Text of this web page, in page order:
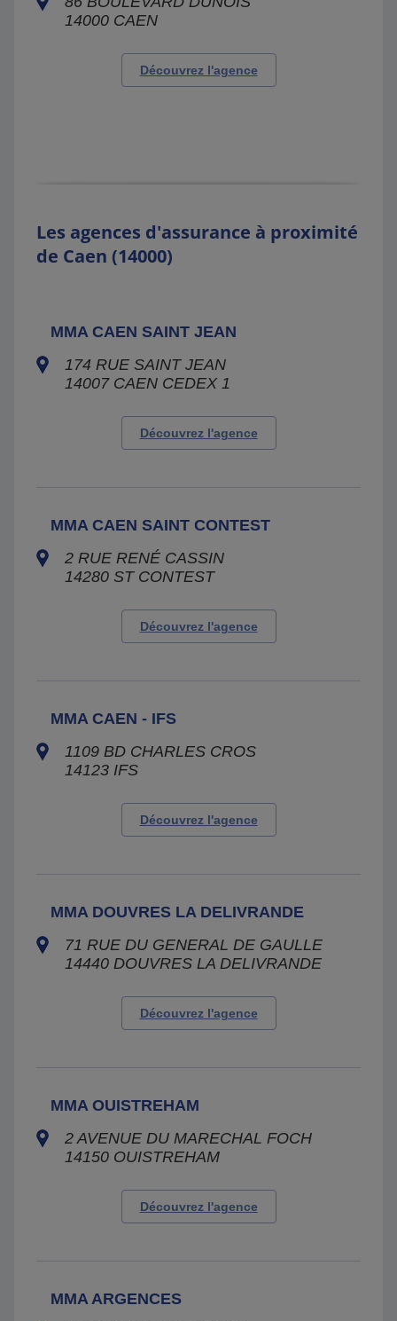
14000 CAEN
Découvrez l'agence
Les agences d'assurance à proximité
de Caen (14000)
MMA CAEN SAINT JEAN
174 RUE SAINT JEAN
14007 CAEN CEDEX 1
Découvrez l'agence
MMA CAEN SAINT CONTEST
2 RUE RENÉ CASSIN
14280 ST CONTEST
Découvrez l'agence
MMA CAEN - IFS
1109 BD CHARLES CROS
14123 IFS
Découvrez l'agence
MMA DOUVRES LA DELIVRANDE
71 RUE DU GENERAL DE GAULLE
14440 DOUVRES LA DELIVRANDE
Découvrez l'agence
MMA OUISTREHAM
2 AVENUE DU MARECHAL FOCH
14150 OUISTREHAM
Découvrez l'agence
MMA ARGENCES